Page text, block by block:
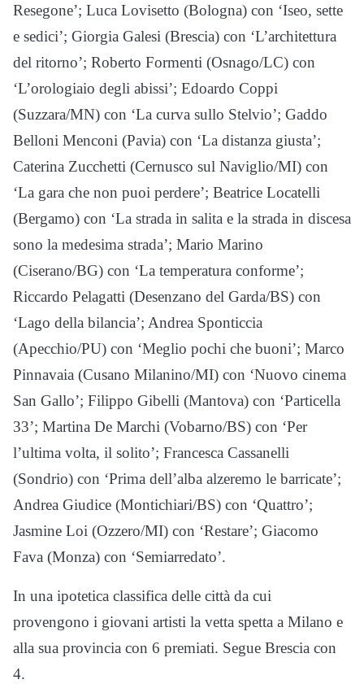
Resegone’; Luca Lovisetto (Bologna) con ‘Iseo, sette
e sedici’; Giorgia Galesi (Brescia) con ‘L’architettura
del ritorno’; Roberto Formenti (Osnago/LC) con
‘L’orologiaio degli abissi’; Edoardo Coppi
(Suzzara/MN) con ‘La curva sullo Stelvio’; Gaddo
Belloni Menconi (Pavia) con ‘La distanza giusta’;
Caterina Zucchetti (Cernusco sul Naviglio/MI) con
‘La gara che non puoi perdere’; Beatrice Locatelli
(Bergamo) con ‘La strada in salita e la strada in discesa
sono la medesima strada’; Mario Marino
(Ciserano/BG) con ‘La temperatura conforme’;
Riccardo Pelagatti (Desenzano del Garda/BS) con
‘Lago della bilancia’; Andrea Sponticcia
(Apecchio/PU) con ‘Meglio pochi che buoni’; Marco
Pinnavaia (Cusano Milanino/MI) con ‘Nuovo cinema
San Gallo’; Filippo Gibelli (Mantova) con ‘Particella
33’; Martina De Marchi (Vobarno/BS) con ‘Per
l’ultima volta, il solito’; Francesca Cassanelli
(Sondrio) con ‘Prima dell’alba alzeremo le barricate’;
Andrea Giudice (Montichiari/BS) con ‘Quattro’;
Jasmine Loi (Ozzero/MI) con ‘Restare’; Giacomo
Fava (Monza) con ‘Semiarredato’.
In una ipotetica classifica delle città da cui
provengono i giovani artisti la vetta spetta a Milano e
alla sua provincia con 6 premiati. Segue Brescia con
4.